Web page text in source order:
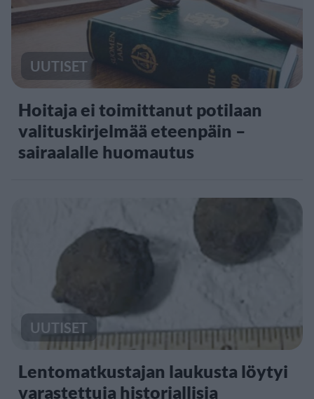
UUTISET
Hoitaja ei toimittanut potilaan
valituskirjelmää eteenpäin –
sairaalalle huomautus
UUTISET
Lentomatkustajan laukusta löytyi
varastettuja historiallisia